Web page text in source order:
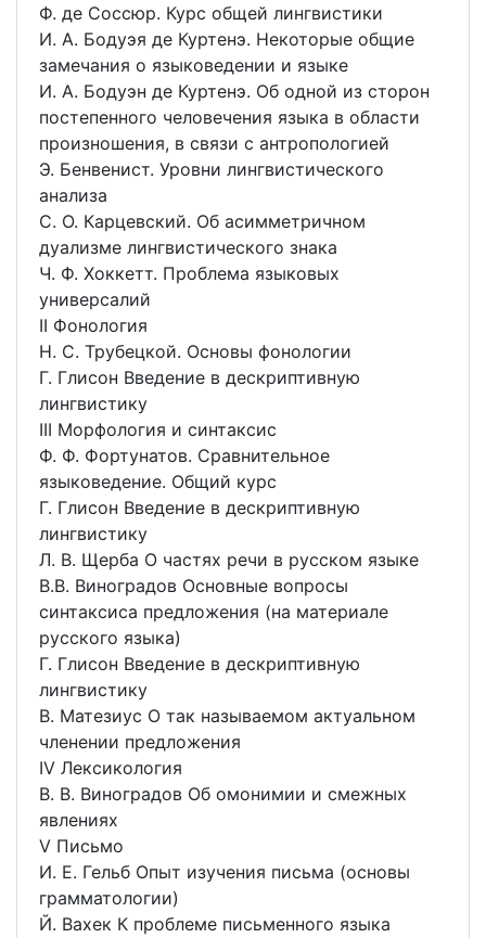
Ф. де Соссюр. Курс общей лингвистики
И. А. Бодуэя де Куртенэ. Некоторые общие
замечания о языковедении и языке
И. А. Бодуэн де Куртенэ. Об одной из сторон
постепенного человечения языка в области
произношения, в связи с антропологией
Э. Бенвенист. Уровни лингвистического
анализа
С. О. Карцевский. Об асимметричном
дуализме лингвистического знака
Ч. Ф. Хоккетт. Проблема языковых
универсалий
II Фонология
Н. С. Трубецкой. Основы фонологии
Г. Глисон Введение в дескриптивную
лингвистику
III Морфология и синтаксис
Ф. Ф. Фортунатов. Сравнительное
языковедение. Общий курс
Г. Глисон Введение в дескриптивную
лингвистику
Л. В. Щерба О частях речи в русском языке
В.В. Виноградов Основные вопросы
синтаксиса предложения (на материале
русского языка)
Г. Глисон Введение в дескриптивную
лингвистику
В. Матезиус О так называемом актуальном
членении предложения
IV Лексикология
В. В. Виноградов Об омонимии и смежных
явлениях
V Письмо
И. Е. Гельб Опыт изучения письма (основы
грамматологии)
Й. Вахек К проблеме письменного языка